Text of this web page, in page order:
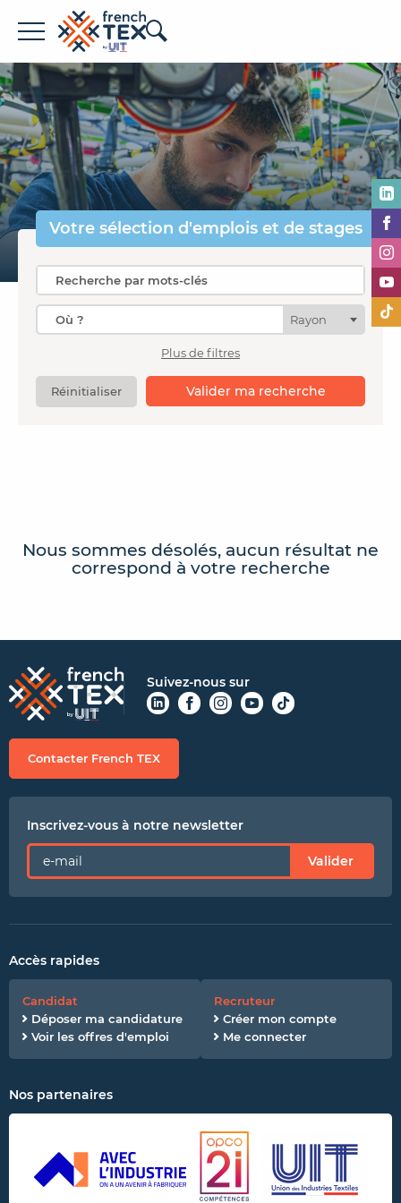
Offres d'emploi
Entreprises
Métiers
Formations
À propos de French TEX
Espace recruteur
Votre sélection d'emplois et de stages
Rayon
Plus de filtres
Valider ma recherche
Réinitialiser
Nous sommes désolés, aucun résultat ne
correspond à votre recherche
Suivez-nous sur
Contacter French TEX
Inscrivez-vous à notre newsletter
Valider
Accès rapides
Candidat
Déposer ma candidature
Voir les offres d'emploi
Recruteur
Créer mon compte
Me connecter
Nos partenaires